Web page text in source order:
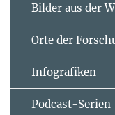
Bilder aus der
Orte der
Infografiken
Podcast-Serien